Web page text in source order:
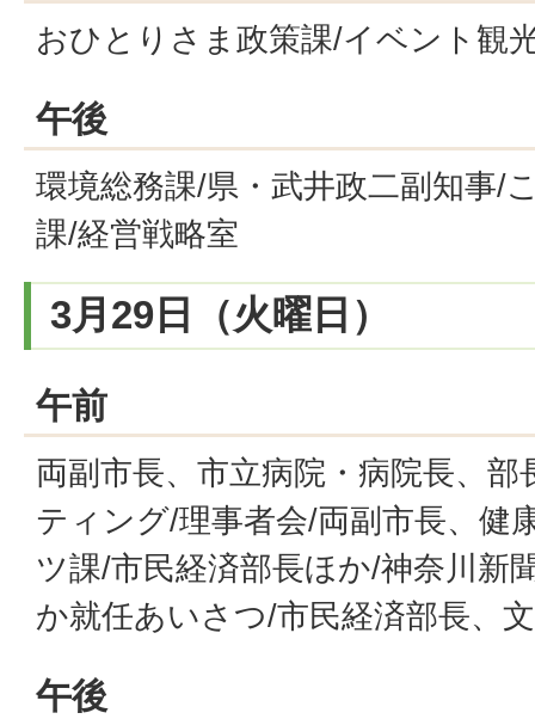
おひとりさま政策課/イベント観
午後
環境総務課/県・武井政二副知事/
課/経営戦略室
3月29日（火曜日）
午前
両副市長、市立病院・病院長、
ティング/理事者会/両副市長、健
ツ課/市民経済部長ほか/神奈川新
か就任あいさつ/市民経済部長、
午後